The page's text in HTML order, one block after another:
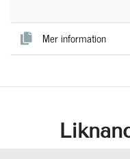
Mer information